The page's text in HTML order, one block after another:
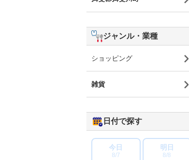
ジャンル・業種
ショッピング
雑貨
日付で探す
今日
8/7
明日
8/8